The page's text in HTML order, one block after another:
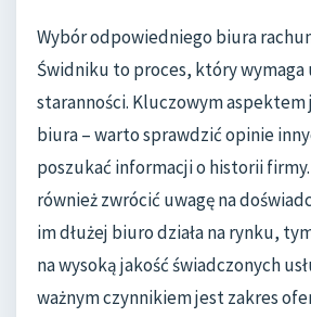
Wybór odpowiedniego biura
Świdniku to proces, który wymaga
staranności. Kluczowym
biura – warto sprawdzić opinie
poszukać informacji o historii
również zwrócić uwagę na
im dłużej biuro działa na rynku,
na wysoką jakość świadczonych
ważnym czynnikiem jest zakres